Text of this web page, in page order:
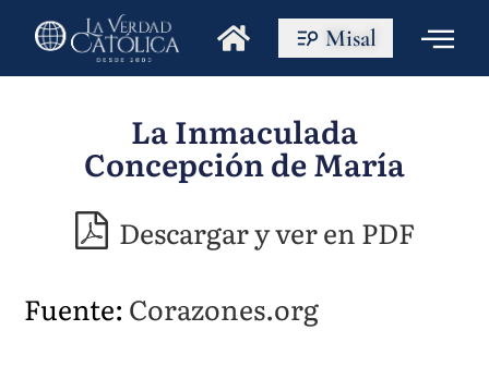
Misal
La Inmaculada
Concepción de María
Descargar y ver en PDF
Fuente: Corazones.org